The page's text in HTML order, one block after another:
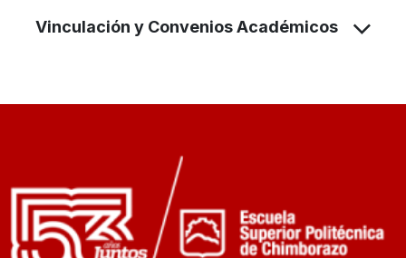
Vinculación y Convenios Académicos